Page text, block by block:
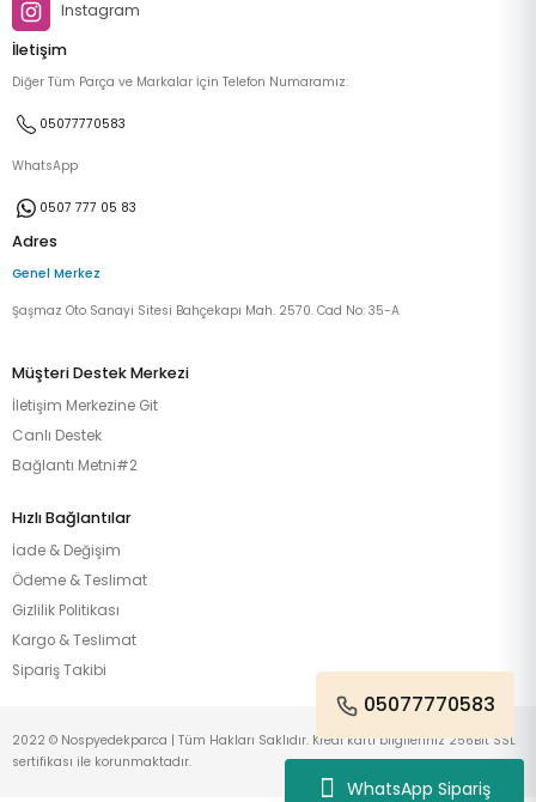
WhatsApp Sipariş
Instagram
İletişim
Diğer Tüm Parça ve Markalar İçin Telefon Numaramız:
05077770583
WhatsApp
0507 777 05 83
Adres
Genel Merkez
Şaşmaz Oto Sanayi Sitesi Bahçekapı Mah. 2570. Cad No: 35-A
Müşteri Destek Merkezi
İletişim Merkezine Git
Canlı Destek
Bağlantı Metni#2
Hızlı Bağlantılar
İade & Değişim
Ödeme & Teslimat
Gizlilik Politikası
Kargo & Teslimat
Sipariş Takibi
05077770583
2022 © Nospyedekparca | Tüm Hakları Saklıdır. Kredi kartı bilgileriniz 256Bit SSL
sertifikası ile korunmaktadır.